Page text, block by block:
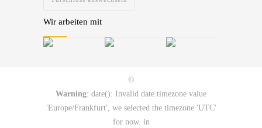
Wir arbeiten mit
©
Warning: date(): Invalid date.timezone value
'Europe/Frankfurt', we selected the timezone 'UTC'
for now. in